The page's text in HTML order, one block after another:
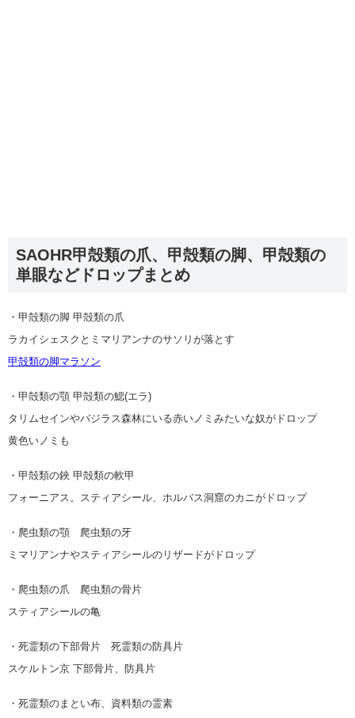
SAOHR甲殻類の爪、甲殻類の脚、甲殻類の
単眼などドロップまとめ
・甲殻類の脚 甲殻類の爪
ラカイシェスクとミマリアンナのサソリが落とす
甲殻類の脚マラソン
・甲殻類の顎 甲殻類の鰓(エラ)
タリムセインやバジラス森林にいる赤いノミみたいな奴がドロップ
黄色いノミも
・甲殻類の鋏 甲殻類の軟甲
フォーニアス。スティアシール、ホルバス洞窟のカニがドロップ
・爬虫類の顎 爬虫類の牙
ミマリアンナやスティアシールのリザードがドロップ
・爬虫類の爪 爬虫類の骨片
スティアシールの亀
・死霊類の下部骨片 死霊類の防具片
スケルトン京 下部骨片、防具片
・死霊類のまとい布、資料類の霊素